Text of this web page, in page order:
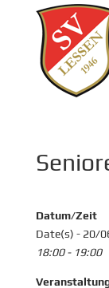
Datum/Zeit
Date(s) - 20/
18:00 - 19:00